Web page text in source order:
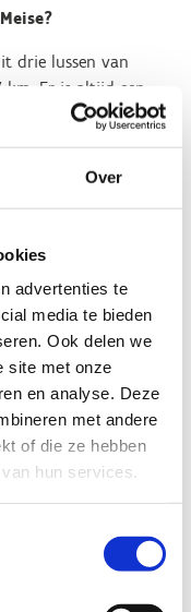
Over
advertenties te
media te bieden
Ook delen we
site met onze
en analyse. Deze
met andere
of die ze hebben
hun services.
drie lussen van
km. Er is altijd een
en doelen.
en open velden
en
startplaats: de
een mooi
zoals een
aanwezig is.
in het domein
te trainen, of je nu
voorbereidt op een
te
kunnen zijn en bij